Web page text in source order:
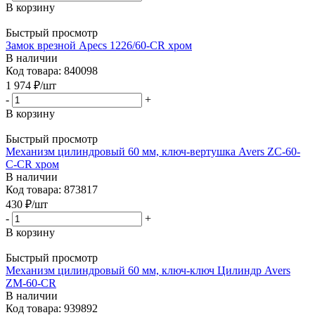
В корзину
Быстрый просмотр
Замок врезной Apecs 1226/60-CR хром
В наличии
Код товара: 840098
1 974 ₽/шт
-
+
В корзину
Быстрый просмотр
Механизм цилиндровый 60 мм, ключ-вертушка Avers ZC-60-
C-CR хром
В наличии
Код товара: 873817
430 ₽/шт
-
+
В корзину
Быстрый просмотр
Механизм цилиндровый 60 мм, ключ-ключ Цилиндр Avers
ZM-60-CR
В наличии
Код товара: 939892